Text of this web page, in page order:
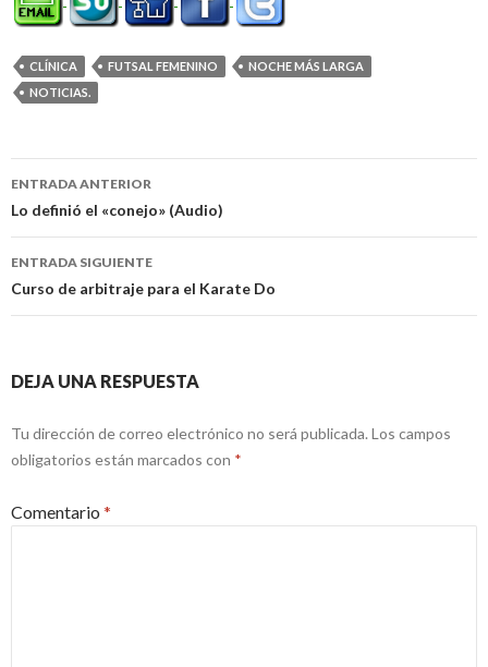
CLÍNICA FUTSAL FEMENINO
NOCHE MÁS LARGA
NOTICIAS.
Navegación
de
entradas
ENTRADA ANTERIOR
Lo definió el «conejo» (Audio)
ENTRADA SIGUIENTE
Curso de arbitraje para el Karate Do
DEJA UNA RESPUESTA
Tu dirección de correo electrónico no será publicada. Los campos
obligatorios están marcados con *
Comentario *